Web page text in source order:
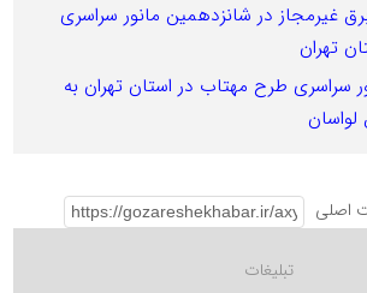
183 برق غیرمجاز در شانزدهمین مانور سراسری
تهران
سراسری طرح مهتاب در استان تهران به
لواسان
اصلی